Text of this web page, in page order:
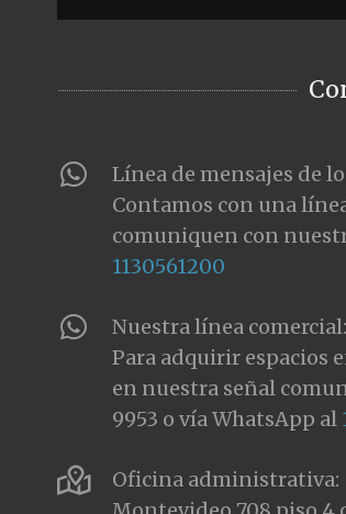
Línea de mensajes de
Contamos con una
comuniquen con
1130561200
Nuestra línea comercial:
Para adquirir espacios
en nuestra señal
9953 o vía WhatsApp al
Oficina administrativa: